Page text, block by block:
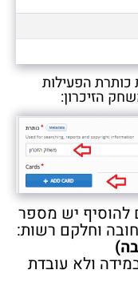
הפעילות
הזיכרון:
יש מספר
וחלקם רשות:
ולא עובדת